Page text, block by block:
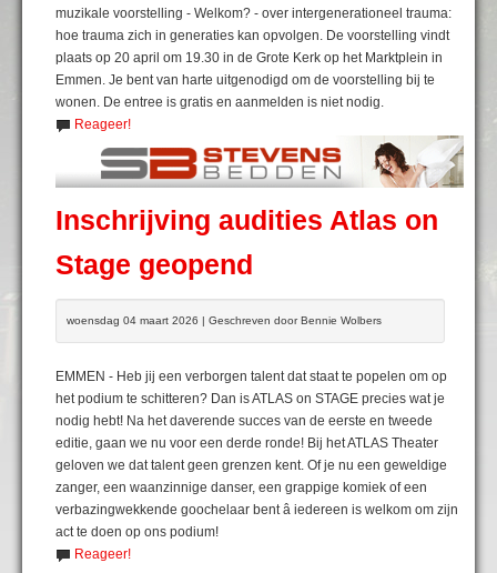
muzikale voorstelling - Welkom? - over intergenerationeel trauma:
hoe trauma zich in generaties kan opvolgen. De voorstelling vindt
plaats op 20 april om 19.30 in de Grote Kerk op het Marktplein in
Emmen. Je bent van harte uitgenodigd om de voorstelling bij te
wonen. De entree is gratis en aanmelden is niet nodig.
Reageer!
Inschrijving audities Atlas on
Stage geopend
woensdag 04 maart 2026 | Geschreven door Bennie Wolbers
EMMEN - Heb jij een verborgen talent dat staat te popelen om op
het podium te schitteren? Dan is ATLAS on STAGE precies wat je
nodig hebt! Na het daverende succes van de eerste en tweede
editie, gaan we nu voor een derde ronde! Bij het ATLAS Theater
geloven we dat talent geen grenzen kent. Of je nu een geweldige
zanger, een waanzinnige danser, een grappige komiek of een
verbazingwekkende goochelaar bent â iedereen is welkom om zijn
act te doen op ons podium!
Reageer!